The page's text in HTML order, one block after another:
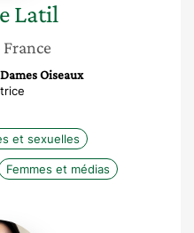
Latil
France
Oiseaux
et sexuelles
Femmes et médias